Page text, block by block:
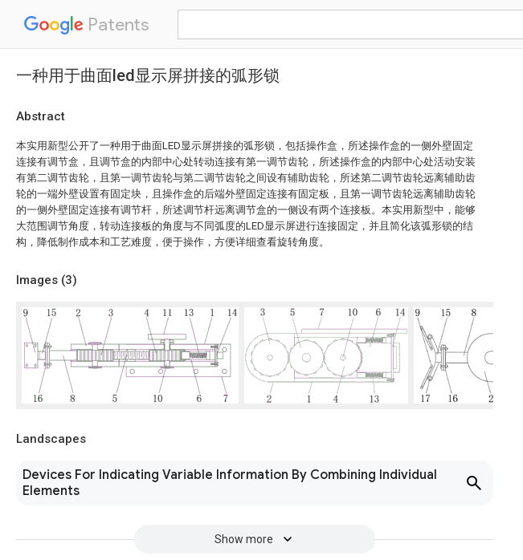
Patents
一种用于曲面led显示屏拼接的弧形锁
Abstract
本实用新型公开了一种用于曲面LED显示屏拼接的弧形锁，包括操作盒，所述操作盒的一侧外壁固定
连接有调节盒，且调节盒的内部中心处转动连接有第一调节齿轮，所述操作盒的内部中心处活动安装
有第二调节齿轮，且第一调节齿轮与第二调节齿轮之间设有辅助齿轮，所述第二调节齿轮远离辅助齿
轮的一端外壁设置有固定块，且操作盒的后端外壁固定连接有固定板，且第一调节齿轮远离辅助齿轮
的一侧外壁固定连接有调节杆，所述调节杆远离调节盒的一侧设有两个连接板。本实用新型中，能够
大范围调节角度，转动连接板的角度与不同弧度的LED显示屏进行连接固定，并且简化该弧形锁的结
构，降低制作成本和工艺难度，便于操作，方便详细查看旋转角度。
Images (3)
Landscapes
Devices For Indicating Variable Information By Combining Individual
Elements
Show more